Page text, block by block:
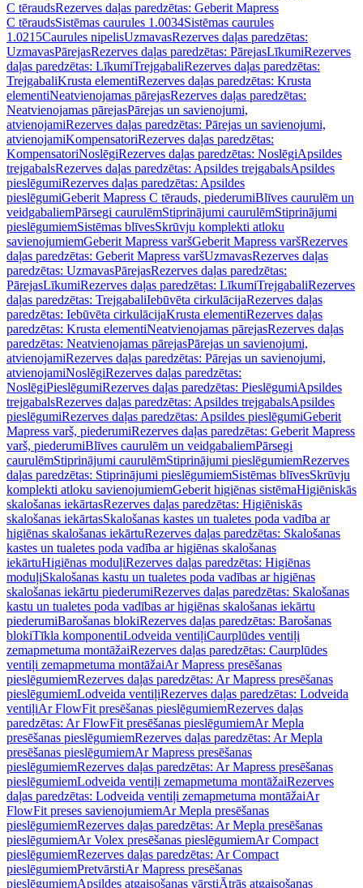
C tēraudsRezerves daļas paredzētas: Geberit Mapress
C tēraudsSistēmas caurules 1.0034Sistēmas caurules
1.0215Caurules nipelisUzmavasRezerves daļas paredzētas:
UzmavasPārejasRezerves daļas paredzētas: PārejasLīkumiRezerves
daļas paredzētas: LīkumiTrejgabaliRezerves daļas paredzētas:
TrejgabaliKrusta elementiRezerves daļas paredzētas: Krusta
elementiNeatvienojamas pārejasRezerves daļas paredzētas:
Neatvienojamas pārejasPārejas un savienojumi,
atvienojamiRezerves daļas paredzētas: Pārejas un savienojumi,
atvienojamiKompensatoriRezerves daļas paredzētas:
KompensatoriNoslēgiRezerves daļas paredzētas: NoslēgiApsildes
trejgabalsRezerves daļas paredzētas: Apsildes trejgabalsApsildes
pieslēgumiRezerves daļas paredzētas: Apsildes
pieslēgumiGeberit Mapress C tērauds, piederumiBlīves caurulēm un
veidgabaliemPārsegi caurulēmStiprinājumi caurulēmStiprinājumi
pieslēgumiemSistēmas blīvesSkrūvju komplekti atloku
savienojumiemGeberit Mapress varšGeberit Mapress varšRezerves
daļas paredzētas: Geberit Mapress varšUzmavasRezerves daļas
paredzētas: UzmavasPārejasRezerves daļas paredzētas:
PārejasLīkumiRezerves daļas paredzētas: LīkumiTrejgabaliRezerves
daļas paredzētas: TrejgabaliIebūvēta cirkulācijaRezerves daļas
paredzētas: Iebūvēta cirkulācijaKrusta elementiRezerves daļas
paredzētas: Krusta elementiNeatvienojamas pārejasRezerves daļas
paredzētas: Neatvienojamas pārejasPārejas un savienojumi,
atvienojamiRezerves daļas paredzētas: Pārejas un savienojumi,
atvienojamiNoslēgiRezerves daļas paredzētas:
NoslēgiPieslēgumiRezerves daļas paredzētas: PieslēgumiApsildes
trejgabalsRezerves daļas paredzētas: Apsildes trejgabalsApsildes
pieslēgumiRezerves daļas paredzētas: Apsildes pieslēgumiGeberit
Mapress varš, piederumiRezerves daļas paredzētas: Geberit Mapress
varš, piederumiBlīves caurulēm un veidgabaliemPārsegi
caurulēmStiprinājumi caurulēmStiprinājumi pieslēgumiemRezerves
daļas paredzētas: Stiprinājumi pieslēgumiemSistēmas blīvesSkrūvju
komplekti atloku savienojumiemGeberit higiēnas sistēmaHigiēniskās
skalošanas iekārtasRezerves daļas paredzētas: Higiēniskās
skalošanas iekārtasSkalošanas kastes un tualetes poda vadība ar
higiēnas skalošanas iekārtuRezerves daļas paredzētas: Skalošanas
kastes un tualetes poda vadība ar higiēnas skalošanas
iekārtuHigiēnas moduļiRezerves daļas paredzētas: Higiēnas
moduļiSkalošanas kastu un tualetes poda vadības ar higiēnas
skalošanas iekārtu piederumiRezerves daļas paredzētas: Skalošanas
kastu un tualetes poda vadības ar higiēnas skalošanas iekārtu
piederumiBarošanas blokiRezerves daļas paredzētas: Barošanas
blokiTīkla komponentiLodveida ventiļiCaurplūdes ventiļi
zemapmetuma montāžaiRezerves daļas paredzētas: Caurplūdes
ventiļi zemapmetuma montāžaiAr Mapress presēšanas
pieslēgumiemRezerves daļas paredzētas: Ar Mapress presēšanas
pieslēgumiemLodveida ventiļiRezerves daļas paredzētas: Lodveida
ventiļiAr FlowFit presēšanas pieslēgumiemRezerves daļas
paredzētas: Ar FlowFit presēšanas pieslēgumiemAr Mepla
presēšanas pieslēgumiemRezerves daļas paredzētas: Ar Mepla
presēšanas pieslēgumiemAr Mapress presēšanas
pieslēgumiemRezerves daļas paredzētas: Ar Mapress presēšanas
pieslēgumiemLodveida ventiļi zemapmetuma montāžaiRezerves
daļas paredzētas: Lodveida ventiļi zemapmetuma montāžaiAr
FlowFit preses savienojumiemAr Mepla presēšanas
pieslēgumiemRezerves daļas paredzētas: Ar Mepla presēšanas
pieslēgumiemAr Volex presēšanas pieslēgumiemAr Compact
pieslēgumiemRezerves daļas paredzētas: Ar Compact
pieslēgumiemPretvārstiAr Mapress presēšanas
pieslēgumiemApsildes atgaisošanas vārstiĀtrās atgaisošanas